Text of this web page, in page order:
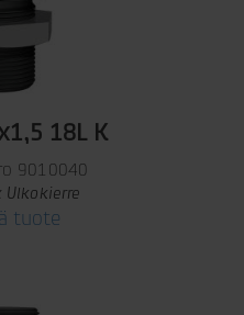
18L K
9010040
Ulkokierre
tuote